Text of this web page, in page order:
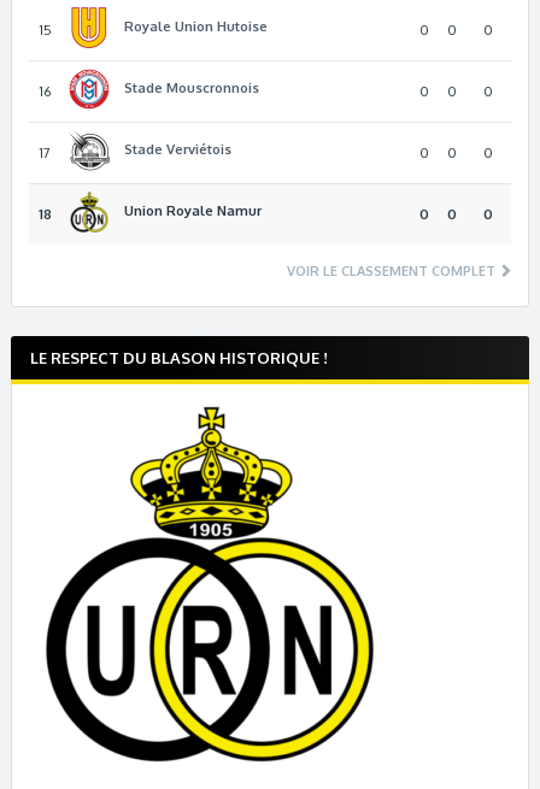
15 Royale Union Hutoise 0 0 0
16 Stade Mouscronnois 0 0 0
17 Stade Verviétois 0 0 0
18 Union Royale Namur 0 0 0
VOIR LE CLASSEMENT COMPLET
LE RESPECT DU BLASON HISTORIQUE !